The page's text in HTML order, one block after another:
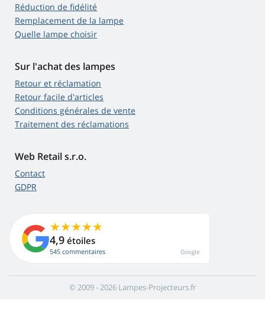
Réduction de fidélité
Remplacement de la lampe
Quelle lampe choisir
Sur l'achat des lampes
Retour et réclamation
Retour facile d'articles
Conditions générales de vente
Traitement des réclamations
Web Retail s.r.o.
Contact
GDPR
4,9 étoiles
545 commentaires Google
© 2009 - 2026 Lampes-Projecteurs.fr